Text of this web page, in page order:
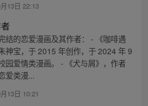
13日 22:13
结的恋爱漫画及其作者： - 《咖啡遇
神宝，于 2015 年创作，于 2024 年 9
园爱情类漫画。 - 《犬与屑》，作者
爱类漫...
13日 10:21